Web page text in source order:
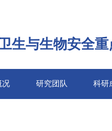
生与生物安全
况 研究团队 科研